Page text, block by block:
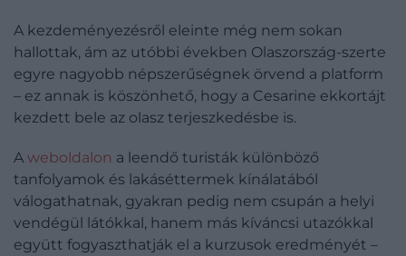
A kezdeményezésről eleinte még nem sokan
hallottak, ám az utóbbi években Olaszország-szerte
egyre nagyobb népszerűségnek örvend a platform
– ez annak is köszönhető, hogy a Cesarine ekkortájt
kezdett bele az olasz terjeszkedésbe is.
A weboldalon a leendő turisták különböző
tanfolyamok és lakáséttermek kínálatából
válogathatnak, gyakran pedig nem csupán a helyi
vendégül látókkal, hanem más kíváncsi utazókkal
együtt fogyaszthatják el a kurzusok eredményét –